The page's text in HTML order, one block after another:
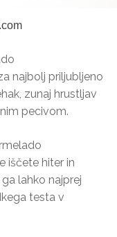
najbolj priljubljeno
zunaj hrustljav
pecivom.
iščete hiter in
lahko najprej
testa v